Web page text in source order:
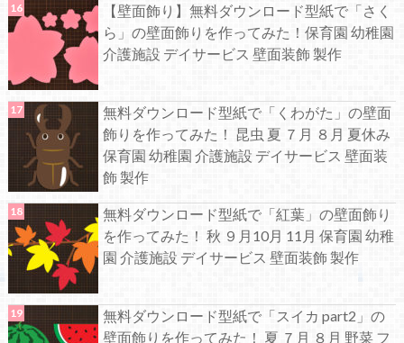
【壁面飾り】無料ダウンロード型紙で「さく
ら」の壁面飾りを作ってみた！保育園 幼稚園
介護施設 デイサービス 壁面装飾 製作
無料ダウンロード型紙で「くわがた」の壁面
飾りを作ってみた！ 昆虫 夏 ７月 ８月 夏休み
保育園 幼稚園 介護施設 デイサービス 壁面装
飾 製作
無料ダウンロード型紙で「紅葉」の壁面飾り
を作ってみた！ 秋 ９月10月 11月 保育園 幼稚
園 介護施設 デイサービス 壁面装飾 製作
無料ダウンロード型紙で「スイカ part2」の
壁面飾りを作ってみた！ 夏 ７月 ８月 野菜 フ